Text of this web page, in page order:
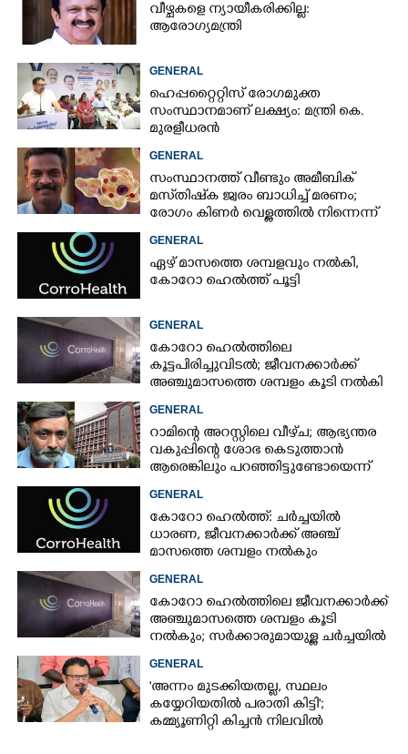
വീഴ്ചകളെ ന്യായീകരിക്കില്ല:
ആരോഗ്യമന്ത്രി
GENERAL
ഹെപ്പറ്റൈറ്റിസ് രോഗമുക്ത
സംസ്ഥാനമാണ് ലക്ഷ്യം: മന്ത്രി കെ.
മുരളീധരൻ
GENERAL
സംസ്ഥാനത്ത് വീണ്ടും അമീബിക്
മസ്‌തിഷ്‌ക ജ്വരം ബാധിച്ച് മരണം;
രോഗം കിണർ വെള്ളത്തിൽ നിന്നെന്ന്
GENERAL
ഏഴ് മാസത്തെ ശമ്പളവും നൽകി,
കോറോ ഹെൽത്ത് പൂട്ടി
GENERAL
കോറോ ഹെൽത്തിലെ
കൂട്ടപിരിച്ചുവിടൽ; ജീവനക്കാർക്ക്
അഞ്ചുമാസത്തെ ശമ്പളം കൂടി നൽകി
GENERAL
റാമിന്റെ അറസ്റ്റിലെ വീഴ്‌ച; ആഭ്യന്തര
വകുപ്പിന്റെ ശോഭ കെടുത്താൻ
ആരെങ്കിലും പറഞ്ഞിട്ടുണ്ടോയെന്ന്
GENERAL
കോറോ ഹെൽത്ത്: ചർച്ചയിൽ
ധാരണ, ജീവനക്കാർക്ക് അഞ്ച്
മാസത്തെ ശമ്പളം നൽകും
GENERAL
കോറോ ഹെൽത്തിലെ ജീവനക്കാർക്ക്
അഞ്ചുമാസത്തെ ശമ്പളം കൂടി
നൽകും; സർക്കാരുമായുള്ള ചർച്ചയിൽ
GENERAL
'അന്നം മുടക്കിയതല്ല, സ്ഥലം
കയ്യേറിയതിൽ പരാതി കിട്ടി';
കമ്മ്യൂണിറ്റി കിച്ചൻ നിലവിൽ